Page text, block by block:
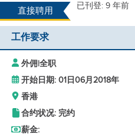
直接聘用
已刊登: 9 年前
工作要求
外佣|全职
开始日期: 01日06月2018年
香港
合约状况: 完约
薪金: